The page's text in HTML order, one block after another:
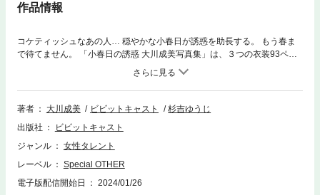
作品情報
コケティッシュなあの人… 穏やかな小春日が誘惑を助長する。 もう春ま
で待てません。 「小春日の誘惑 大川成美写真集」は、３つの衣装93ペー
ジで構成されています。 後発で発行する衣装別Chapterのオムニバス的な
１冊です。 プロフィール 名前：大川成美（おおかわなるみ） 誕生日：19
90年3月20日 出身：千葉県 血液型：A型 身長：155 cm サイズ：B85(E)・
W62・H88 趣味：スポーツ 温泉 音楽鑑賞 特技：ソフトボール 短距離走 T
s. Print length : 93 pages The omnibus consisted of 3 chapters. Each chap
ter is one costume.
著者 大川成美 ビビットキャスト
杉吉ゆうじ
出版社
ビビットキャスト
ジャンル
女性タレント
レーベル
Special OTHER
電子版配信開始日
2024/01/26